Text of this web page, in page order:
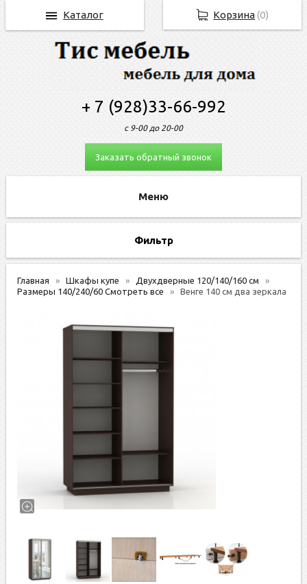
+ 7 (928)33-66-992
с 9-00 до 20-00
Заказать обратный звонок
Фильтр
Главная Шкафы купе
Двухдверные 120/140/160 см
Размеры 140/240/60 Смотреть все
Венге 140 см два зеркала
Корзина(0)
Каталог